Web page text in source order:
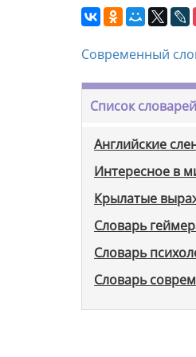
Современный
Список словарей
Английские
Интересное в
Крылатые
Словарь
Словарь
Словарь